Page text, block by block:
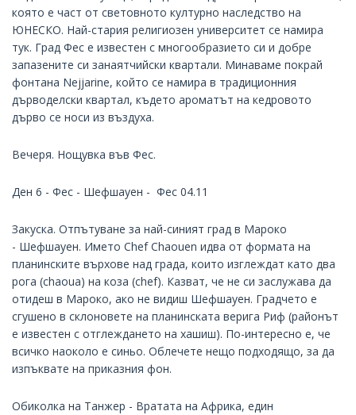
която е част от световното културно наследство на
ЮНЕСКО. Най-стария религиозен университет се намира
тук. Град Фес е известен с многообразието си и добре
запазените си занаятчийски квартали. Минаваме покрай
фонтана Nejjarine, който се намира в традиционния
дърводелски квартал, където ароматът на кедровото
дърво се носи из въздуха.
Вечеря. Нощувка във Фес.
Ден 6 - Фес - Шефшауен - Фес 04.11
Закуска. Отпътуване за най-синият град в Мароко
- Шефшауен. Името Chef Chaouen идва от формата на
планинските върхове над града, които изглеждат като два
рога (chaoua) на коза (chef). Казват, че не си заслужава да
отидеш в Мароко, ако не видиш Шефшауен. Градчето е
сгушено в склоновете на планинската верига Риф (районът
е известен с отглеждането на хашиш). По-интересно е, че
всичко наоколо е синьо. Облечете нещо подходящо, за да
изпъквате на приказния фон.
Обиколка на Танжер - Вратата на Африка, един